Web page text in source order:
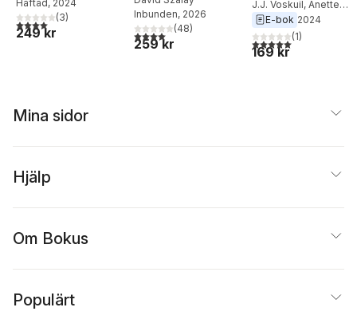
Häftad, 2024
4,0utav 5 stjärnor. Totalt antal röster:
(3)
249 kr
Inbunden, 2026
4,0utav 5 stjärnor. Totalt antal röster:
(48)
259 kr
J.J. Voskuil, Anette
Björkqvist
E-bok 2024
5,0utav 5 stjärnor.
(1)
169 kr
Mina sidor
Hjälp
Om Bokus
Populärt